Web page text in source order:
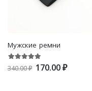
Мужские ремни
340.00 ₽ 170.00 ₽